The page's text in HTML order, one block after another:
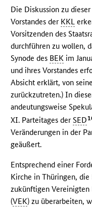
Die Diskussion zu
Vorstandes der KKL
Vorsitzenden des
durchführen zu wollen,
Synode des BEK im
und ihres Vorstandes
Absicht erklärt, von
zurückzutreten.) In
andeutungsweise
XI. Parteitages derSED
Veränderungen in der
geäußert.
Entsprechend einer
Kirche in Thüringen,
zukünftigen Vereinigten
(VEK) zu überarbeiten,